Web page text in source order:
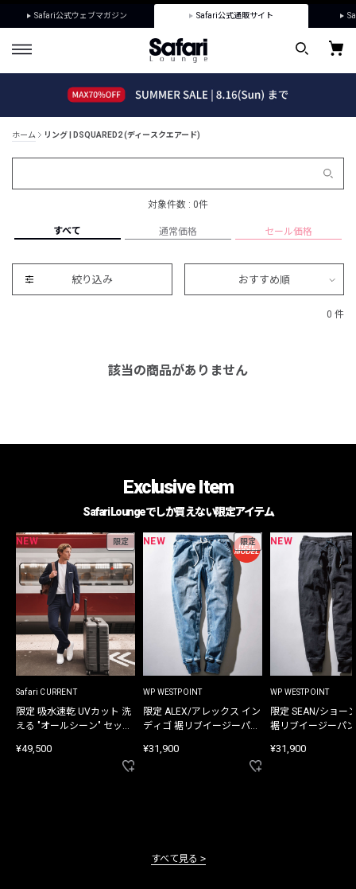
Safari公式ウェブマガジン Safari公式通販サイト
ホーム リング | DSQUARED2 (ディースクエアード)
対象件数 : 0件
すべて 通常価格 セール価格
絞り込み おすすめ順
0 件
該当の商品がありません
Exclusive Item
Safari Loungeでしか買えない限定アイテム
NEW 限定
Safari CURRENT
限定 吸水速乾 UVカット 洗
える "オールシーン" セット
¥49,500
NEW 限定
WP WESTPOINT
限定 ALEX/アレックス イン
ディゴ 裾リブイージーパン
¥31,900
NEW
WP WESTPOINT
限定 SEAN/ショー
裾リブイージーパ
¥31,900
すべて見る